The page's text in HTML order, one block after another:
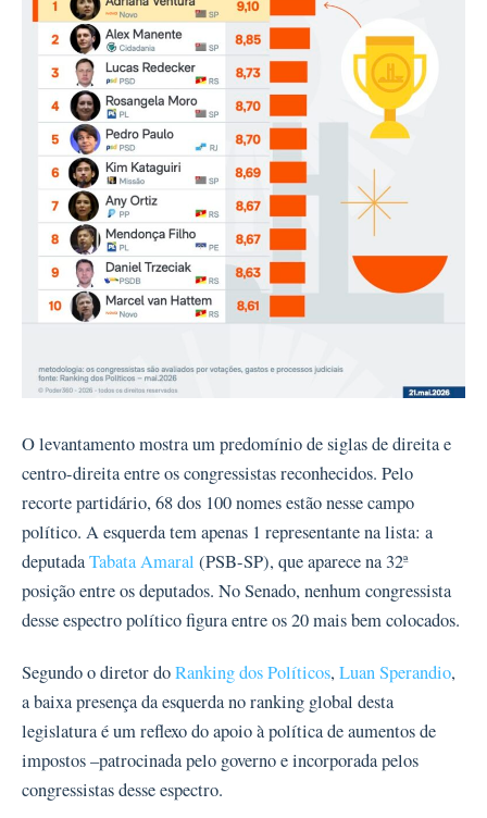
O levantamento mostra um predomínio de siglas de direita e
centro-direita entre os congressistas reconhecidos. Pelo
recorte partidário, 68 dos 100 nomes estão nesse campo
político. A esquerda tem apenas 1 representante na lista: a
deputadaTabata Amaral (PSB-SP), que aparece na 32ª
posição entre os deputados. No Senado, nenhum congressista
desse espectro político figura entre os 20 mais bem colocados.
Segundo o diretor doRanking dos Políticos, Luan Sperandio,
a baixa presença da esquerda no ranking global desta
legislatura é um reflexo do apoio à política de aumentos de
impostos –patrocinada pelo governo e incorporada pelos
congressistas desse espectro.